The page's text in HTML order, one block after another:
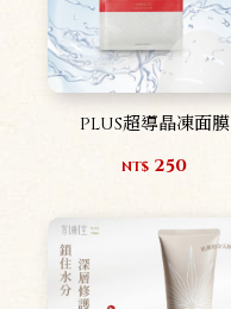
PLUS超導晶凍面膜
NT$ 250